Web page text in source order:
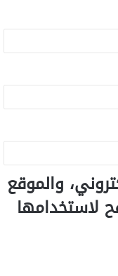
والموقع
لاستخدامها